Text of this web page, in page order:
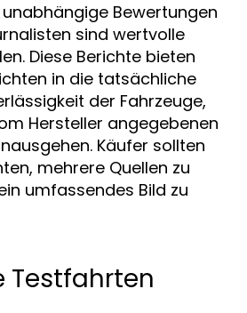
Bewertungen
sind wertvolle
Diese Berichte bieten
in die tatsächliche
der Fahrzeuge,
Hersteller angegebenen
Käufer sollten
mehrere Quellen zu
umfassendes Bild zu
Testfahrten